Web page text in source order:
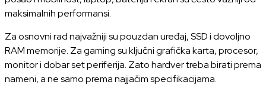
maksimalnih performansi.
Za osnovni rad najvažniji su pouzdan uređaj, SSD i dovoljno
RAM memorije. Za gaming su ključni grafička karta, procesor,
monitor i dobar set periferija. Zato hardver treba birati prema
nameni, a ne samo prema najjačim specifikacijama.